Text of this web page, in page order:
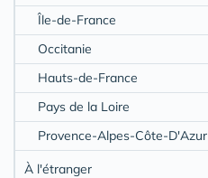
Île-de-France
Occitanie
Hauts-de-France
Pays de la Loire
Provence-Alpes-Côte-D'Azur
À l'étranger